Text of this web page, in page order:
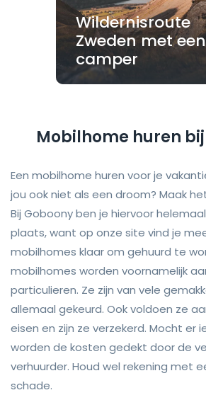
Wildernisroute
Zweden met een
camper
Mobilhome huren
Een mobilhome huren voor je
jou ook niet als een droom? Maak
Bij Goboony ben je hiervoor
plaats, want op onze site vind je
mobilhomes klaar om gehuurd te
mobilhomes worden voornamelijk
particulieren. Ze zijn van vele
allemaal gekeurd. Ook voldoen ze
eisen en zijn ze verzekerd. Mocht er
worden de kosten gedekt door de
verhuurder. Houd wel rekening met
schade.